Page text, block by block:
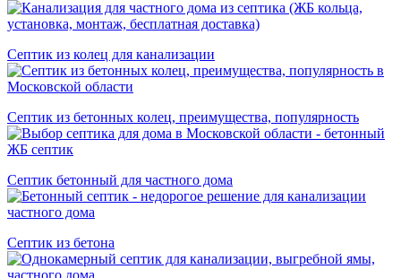
Септик из колец для канализации
Септик из бетонных колец, преимущества, популярность
Септик бетонный для частного дома
Cептик из бетона